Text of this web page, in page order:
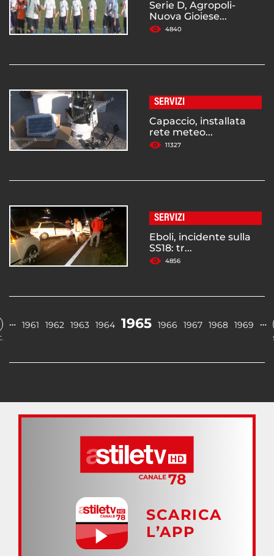
Serie D, Agropoli-
Nuova Gioiese...
4840
SERVIZI
Capaccio, installata
rete meteo...
11327
SERVIZI
Eboli, incidente sulla
SS18: tr...
4856
… 1961 1962 1963 1964 1965 1966 1967 1968 1969 …
SCARICA
L’APP